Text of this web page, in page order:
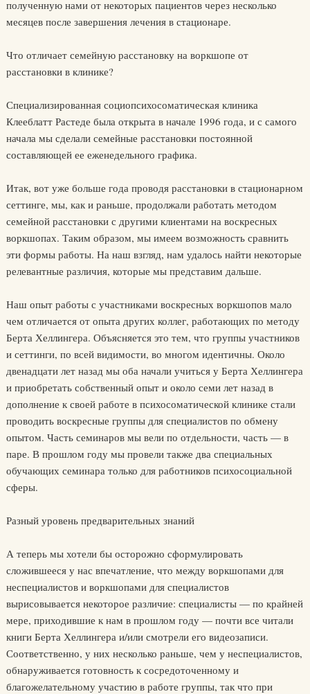
полученную нами от некоторых пациентов через несколько
месяцев после завершения лечения в стационаре.
Что отличает семейную расстановку на воркшопе от
расстановки в клинике?
Специализированная социопсихосоматическая клиника
Клееблатт Растеде была открыта в начале 1996 года, и с самого
начала мы сделали семейные расстановки постоянной
составляющей ее еженедельного графика.
Итак, вот уже больше года проводя расстановки в стационарном
сеттинге, мы, как и раньше, продолжали работать методом
семейной расстановки с другими клиентами на воскресных
воркшопах. Таким образом, мы имеем возможность сравнить
эти формы работы. На наш взгляд, нам удалось найти некоторые
релевантные различия, которые мы представим дальше.
Наш опыт работы с участниками воскресных воркшопов мало
чем отличается от опыта других коллег, работающих по методу
Берта Хеллингера. Объясняется это тем, что группы участников
и сеттинги, по всей видимости, во многом идентичны. Около
двенадцати лет назад мы оба начали учиться у Берта Хеллингера
и приобретать собственный опыт и около семи лет назад в
дополнение к своей работе в психосоматической клинике стали
проводить воскресные группы для специалистов по обмену
опытом. Часть семинаров мы вели по отдельности, часть — в
паре. В прошлом году мы провели также два специальных
обучающих семинара только для работников психосоциальной
сферы.
Разный уровень предварительных знаний
А теперь мы хотели бы осторожно сформулировать
сложившееся у нас впечатление, что между воркшопами для
неспециалистов и воркшопами для специалистов
вырисовывается некоторое различие: специалисты — по крайней
мере, приходившие к нам в прошлом году — почти все читали
книги Берта Хеллингера и/или смотрели его видеозаписи.
Соответственно, у них несколько раньше, чем у неспециалистов,
обнаруживается готовность к сосредоточенному и
благожелательному участию в работе группы, так что при